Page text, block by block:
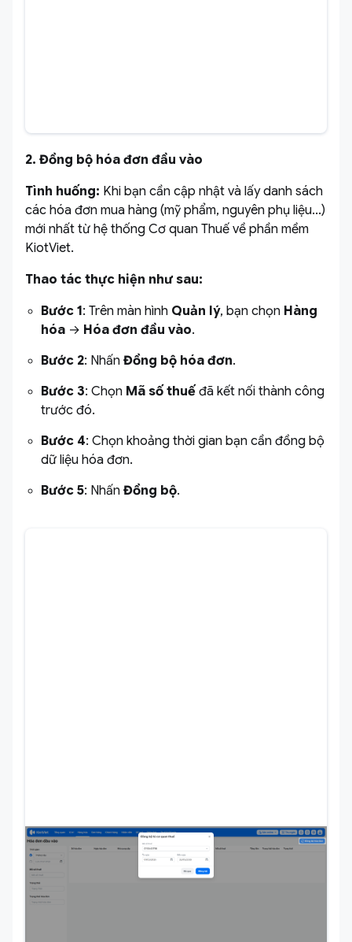
2. Đồng bộ hóa đơn đầu vào
Tình huống: Khi bạn cần cập nhật và lấy danh sách
các hóa đơn mua hàng (mỹ phẩm, nguyên phụ liệu...)
mới nhất từ hệ thống Cơ quan Thuế về phần mềm
KiotViet.
Thao tác thực hiện như sau:
Bước 1: Trên màn hình Quản lý, bạn chọn Hàng
hóa → Hóa đơn đầu vào.
Bước 2: Nhấn Đồng bộ hóa đơn.
Bước 3: Chọn Mã số thuế đã kết nối thành công
trước đó.
Bước 4: Chọn khoảng thời gian bạn cần đồng bộ
dữ liệu hóa đơn.
Bước 5: Nhấn Đồng bộ.